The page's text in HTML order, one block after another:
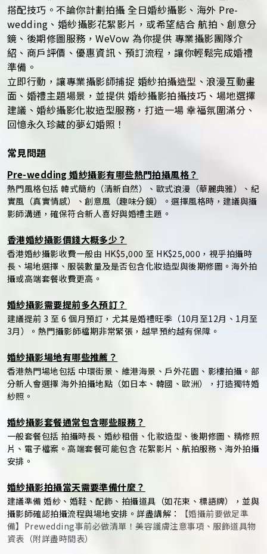
搭配技巧。不論你計劃拍攝 全日婚紗攝影、海外 Pre-
wedding、婚紗攝影花絮影片，或希望結合 航拍、創意分
鏡、後期修圖服務，WeVow 為你提供 專業攝影團隊介
紹、商戶評價、優惠資訊、預訂流程，讓你輕鬆完成婚禮
準備。
立即行動，讓專業攝影師捕捉 婚紗拍攝造型、浪漫互動畫
面、婚禮主題場景，並提供 婚紗攝影拍攝技巧、場地選擇
建議、婚紗攝影化妝造型服務，打造一場 幸福氛圍滿分、
回憶永久珍藏的夢幻婚照！
常見問題
Pre-wedding 婚紗攝影有哪些熱門拍攝風格？
熱門風格包括 韓式簡約（清新自然）、歐式浪漫（華麗典雅）、紀
實風（真實情感）、創意風（趣味分鏡）。選擇風格時，建議與攝
影師溝通，確保符合新人喜好與婚禮主題。
香港婚紗攝影價錢大概多少？
香港婚紗攝影收費一般由 HK$5,000 至 HK$25,000，視乎拍攝時
長、場地選擇、服裝數量及是否包含化妝造型與後期修圖。海外拍
攝或高端套餐收費更高。
婚紗攝影需要提前多久預訂？
建議提前 3 至 6 個月預訂，尤其是婚禮旺季（10月至12月、1月至
3月）。熱門攝影師檔期非常緊張，越早預約越有保障。
婚紗攝影場地有哪些推薦？
香港熱門場地包括 中環街景、維港海景、戶外花園、影樓拍攝。部
分新人會選擇 海外拍攝地點（如日本、韓國、歐洲），打造獨特婚
紗照。
婚紗攝影套餐通常包含哪些服務？
一般套餐包括 拍攝時長、婚紗租借、化妝造型、後期修圖、精修照
片、電子檔案。高端套餐可能包含 花絮影片、航拍服務、海外拍攝
安排。
婚紗攝影拍攝當天需要準備什麼？
建議準備 婚紗、婚鞋、配飾、拍攝道具（如花束、標語牌），並與
攝影師確認拍攝流程與場地安排。詳盡講解：
【婚攝前要做足準
備】Prewedding事前必做清單！美容護膚注意事項、服飾道具物
資表（附詳盡時間表）